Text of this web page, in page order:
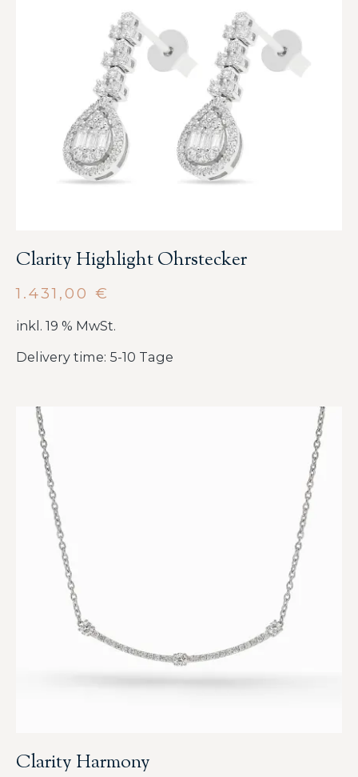
Clarity Highlight Ohrstecker
1.431,00 €
inkl. 19 % MwSt.
Delivery time: 5-10 Tage
Clarity Harmony